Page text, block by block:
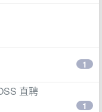
1
直聘
1